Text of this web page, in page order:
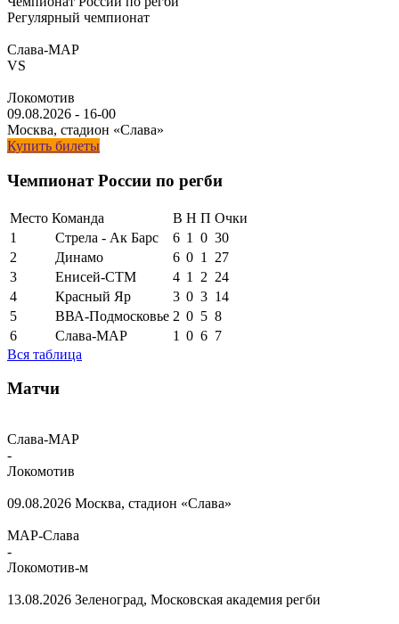
Регулярный чемпионат
Слава-МАР
VS
Локомотив
09.08.2026 - 16-00
Москва, стадион «Слава»
Купить билеты
Чемпионат России по регби
Место Команда В Н П Очки
1
Стрела - Ак Барс 6 1 0 30
2
Динамо 6 0 1
27
3
Енисей-СТМ 4 1 2 24
4
Красный Яр 3 0 3 14
5
ВВА-Подмосковье 2 0 5 8
6
Слава-МАР 1 0 6 7
Вся таблица
Матчи
Слава-МАР
-
Локомотив
09.08.2026 Москва, стадион «Слава»
МАР-Слава
-
Локомотив-м
13.08.2026 Зеленоград, Московская академия регби